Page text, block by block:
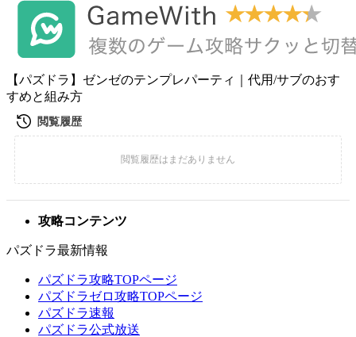
【パズドラ】ゼンゼのテンプレパーティ｜代用/サブのおす
すめと組み方
攻略コンテンツ
パズドラ最新情報
パズドラ攻略TOPページ
パズドラゼロ攻略TOPページ
パズドラ速報
パズドラ公式放送